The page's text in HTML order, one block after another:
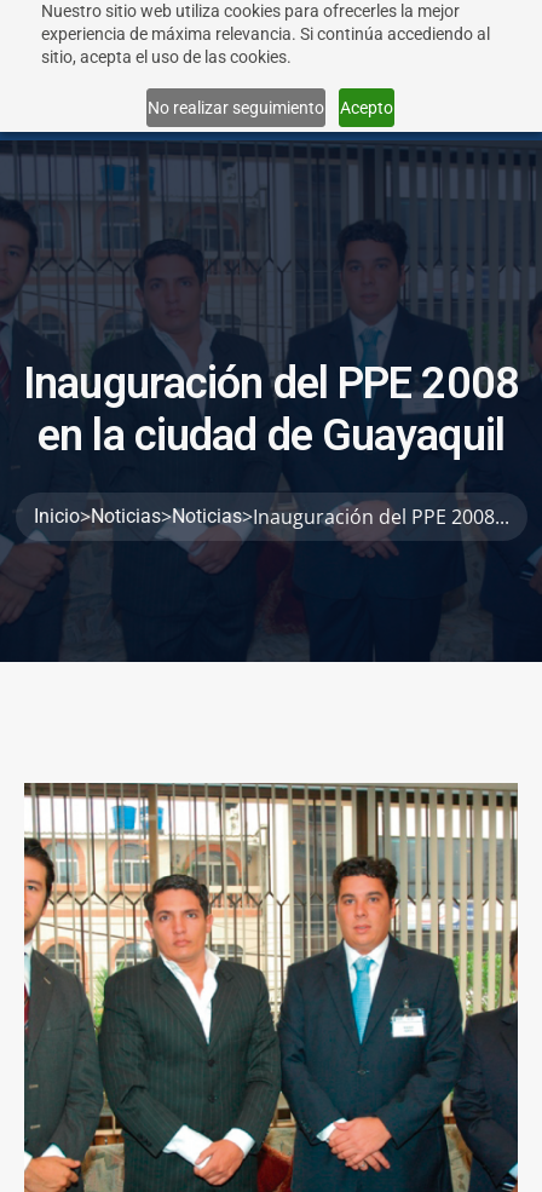
Nuestro sitio web utiliza cookies para ofrecerles la mejor
experiencia de máxima relevancia. Si continúa accediendo al
sitio, acepta el uso de las cookies.
No realizar seguimiento Acepto
Inauguración del PPE2008
en a ciudad de Guayaqui
Inicio>Noticias>Noticias>Inauguración del PPE 2008...